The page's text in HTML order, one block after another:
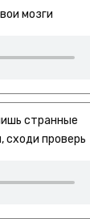
мозги
странные
проверь